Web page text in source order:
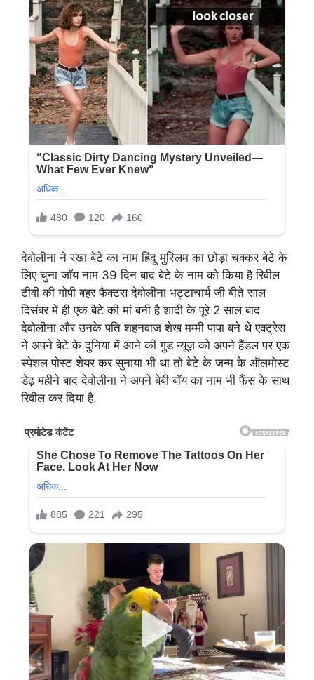
देवोलीना ने रखा बेटे का नाम हिंदू मुस्लिम का छोड़ा चक्कर बेटे के
लिए चुना जॉय नाम 39 दिन बाद बेटे के नाम को किया है रिवील
टीवी की गोपी बहर फैक्टस देवोलीना भट्टाचार्य जी बीते साल
दिसंबर में ही एक बेटे की मां बनी है शादी के पूरे 2 साल बाद
देवोलीना और उनके पति शहनवाज शेख मम्मी पापा बने थे एक्ट्रेस
ने अपने बेटे के दुनिया में आने की गुड न्यूज़ को अपने हैंडल पर एक
स्पेशल पोस्ट शेयर कर सुनाया भी था तो बेटे के जन्म के ऑलमोस्ट
डेढ़ महीने बाद देवोलीना ने अपने बेबी बॉय का नाम भी फैंस के साथ
रिवील कर दिया है.